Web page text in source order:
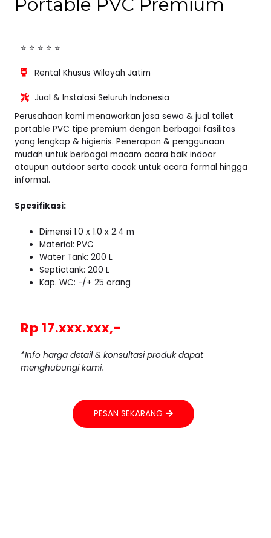
Portable PVC Premium
⭐ ⭐ ⭐ ⭐ ⭐
Rental Khusus Wilayah Jatim
Jual & Instalasi Seluruh Indonesia
Perusahaan kami menawarkan jasa sewa & jual toilet
portable PVC tipe premium dengan berbagai fasilitas
yang lengkap & higienis. Penerapan & penggunaan
mudah untuk berbagai macam acara baik indoor
ataupun outdoor serta cocok untuk acara formal hingga
informal.
Spesifikasi:
Dimensi 1.0 x 1.0 x 2.4 m
Material: PVC
Water Tank: 200 L
Septictank: 200 L
Kap. WC: -/+ 25 orang
Rp 17.xxx.xxx,-
*Info harga detail & konsultasi produk dapat
menghubungi kami.
PESAN SEKARANG